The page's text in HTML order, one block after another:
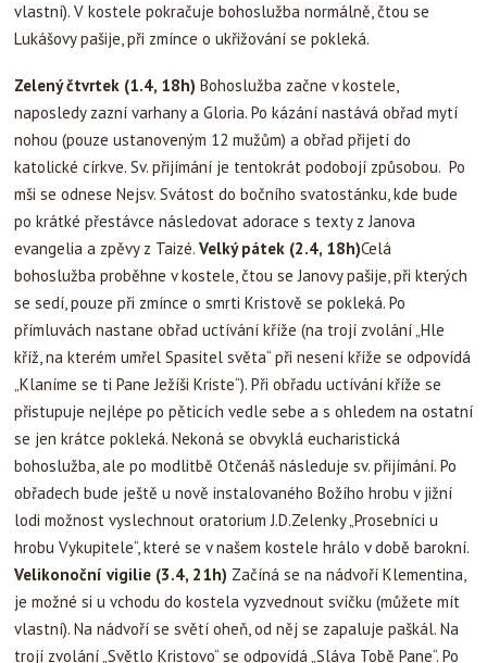
vlastní). V kostele pokračuje bohoslužba normálně, čtou se
Lukášovy pašije, při zmínce o ukřižování se pokleká.
Zelený čtvrtek (1.4, 18h) Bohoslužba začne v kostele,
naposledy zazní varhany a Gloria. Po kázání nastává obřad mytí
nohou (pouze ustanoveným 12 mužům) a obřad přijetí do
katolické církve. Sv. přijímání je tentokrát podobojí způsobou. Po
mši se odnese Nejsv. Svátost do bočního svatostánku, kde bude
po krátké přestávce následovat adorace s texty z Janova
evangelia a zpěvy z Taizé. Velký pátek (2.4, 18h)Celá
bohoslužba proběhne v kostele, čtou se Janovy pašije, při kterých
se sedí, pouze při zmínce o smrti Kristově se pokleká. Po
přímluvách nastane obřad uctívání kříže (na trojí zvolání „Hle
kříž, na kterém umřel Spasitel světa“ při nesení kříže se odpovídá
„Klaníme se ti Pane Ježíši Kriste“). Při obřadu uctívání kříže se
přistupuje nejlépe po pěticích vedle sebe a s ohledem na ostatní
se jen krátce pokleká. Nekoná se obvyklá eucharistická
bohoslužba, ale po modlitbě Otčenáš následuje sv. přijímání. Po
obřadech bude ještě u nově instalovaného Božího hrobu v jižní
lodi možnost vyslechnout oratorium J.D.Zelenky „Prosebníci u
hrobu Vykupitele“, které se v našem kostele hrálo v době barokní.
Velikonoční vigilie (3.4, 21h) Začíná se na nádvoří Klementina,
je možné si u vchodu do kostela vyzvednout svíčku (můžete mít
vlastní). Na nádvoří se světí oheň, od něj se zapaluje paškál. Na
trojí zvolání „Světlo Kristovo“ se odpovídá „Sláva Tobě Pane“. Po